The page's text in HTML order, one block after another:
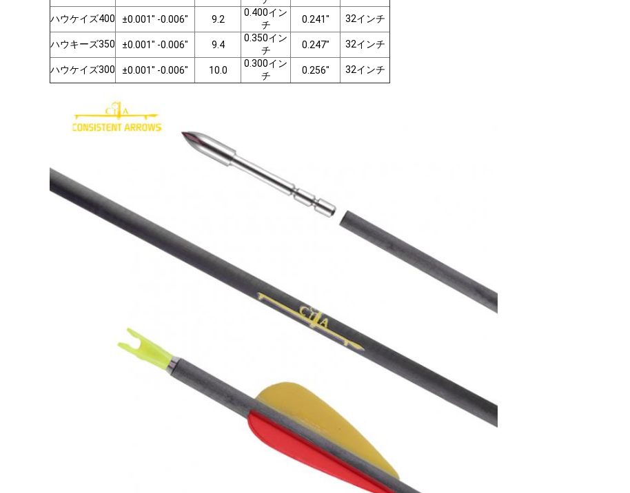
ハウケイズ400 ±0.001" -0.006" 9.2
0.400イン
チ
0.241" 32インチ
ハウキーズ350 ±0.001" -0.006" 9.4
0.350イン
チ
0.247" 32インチ
ハウケイズ300 ±0.001" -0.006" 10.0
0.300イン
チ
0.256" 32インチ